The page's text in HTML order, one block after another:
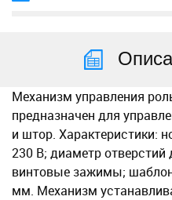
Механизм управления
предназначен для
и штор. Характеристики:
230 В; диаметр
винтовые зажимы;
мм. Механизм